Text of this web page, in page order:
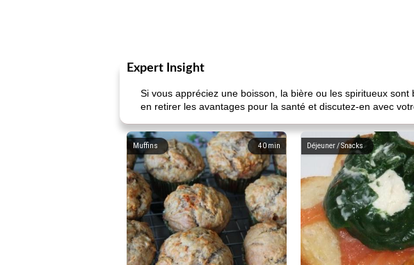
Expert Insight
Si vous appréciez une boisson, la bière ou les spiritueux
en retirer les avantages pour la santé et discutez-en avec
40 min
Muffins Déjeuner / Snacks